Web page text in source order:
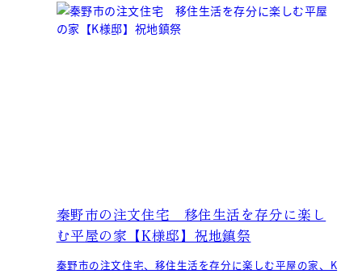
秦野市の注文住宅 移住生活を存分に楽し
む平屋の家【K様邸】祝地鎮祭
秦野市の注文住宅、移住生活を存分に楽しむ平屋の家、K